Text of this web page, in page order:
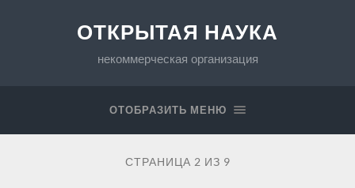
ОТКРЫТАЯ НАУКА
некоммерческая организация
ОТОБРАЗИТЬ МЕНЮ
СТРАНИЦА 2 ИЗ 9